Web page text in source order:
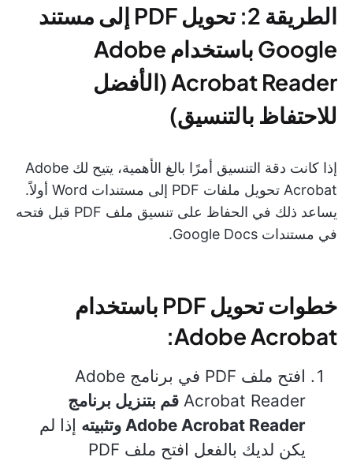
الطريقة 2: تحويل PDF إلى مستند
Google باستخدام Adobe
Acrobat Reader (الأفضل
للاحتفاظ بالتنسيق)
إذا كانت دقة التنسيق أمرًا بالغ الأهمية، يتيح لك Adobe
Acrobat تحويل ملفات PDF إلى مستندات Word أولاً.
يساعد ذلك في الحفاظ على تنسيق ملف PDF قبل فتحه
في مستندات Google Docs.
خطوات تحويل PDF باستخدام
Adobe Acrobat:
افتح ملف PDF في برنامج Adobe
Acrobat Reader قم بتنزيل برنامج
Adobe Acrobat Reader وتثبيته
إذا لم
يكن لديك بالفعل افتح ملف PDF